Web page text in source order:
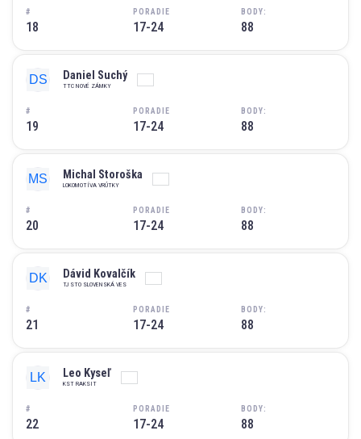
#
18
PORADIE
17-24
BODY:
88
#
19
Daniel Suchý
TTC NOVÉ ZÁMKY
PORADIE
17-24
BODY:
88
#
20
Michal Storoška
LOKOMOTÍVA VRÚTKY
PORADIE
17-24
BODY:
88
#
21
Dávid Kovalčík
TJ STO SLOVENSKÁ VES
PORADIE
17-24
BODY:
88
#
22
Leo Kyseľ
KST RAKSIT
PORADIE
17-24
BODY:
88